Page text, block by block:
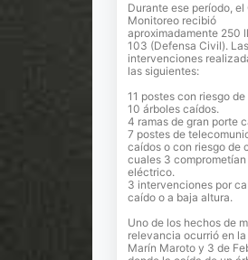
Durante ese período, el
Monitoreo recibió
aproximadamente 250
103 (Defensa Civil). Las
intervenciones
las siguientes:
11 postes con riesgo
10 árboles caídos.
4 ramas de gran porte
7 postes de
caídos o con riesgo de
cuales 3
eléctrico.
3 intervenciones por
caído o a baja altura.
Uno de los hechos de
relevancia ocurrió en
Marín Maroto y 3 de